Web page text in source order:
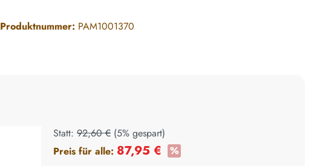
Produktnummer: PAM1001370
Statt: 92,60 € (5% gespart)
Preis für alle: 87,95 € %